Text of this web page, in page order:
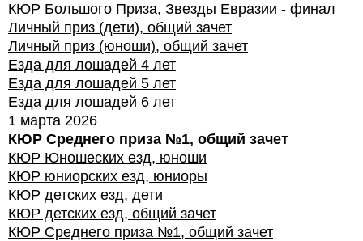
КЮР Большого Приза, Звезды Евразии - финал
Личный приз (дети), общий зачет
Личный приз (юноши), общий зачет
Езда для лошадей 4 лет
Езда для лошадей 5 лет
Езда для лошадей 6 лет
1 марта 2026
КЮР Среднего приза №1, общий зачет
КЮР Юношеских езд, юноши
КЮР юниорских езд, юниоры
КЮР детских езд, дети
КЮР детских езд, общий зачет
КЮР Среднего приза №1, общий зачет